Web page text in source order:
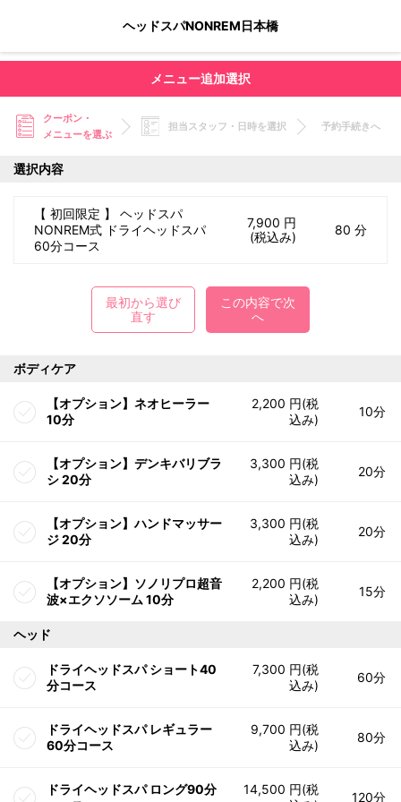
ヘッドスパNONREM日本橋
メニュー追加選択
クーポン・
メニューを選ぶ
担当スタッフ・日時を選択 予約手続きへ
選択内容
【 初回限定 】 ヘッドスパ
NONREM式 ドライヘッドスパ
60分コース
7,900 円
(税込み)
80 分
最初から選び
直す
この内容で次
へ
ボディケア
【オプション】ネオヒーラー
10分
2,200 円(税
込み)
10分
【オプション】デンキバリブラ
シ 20分
3,300 円(税
込み)
20分
【オプション】ハンドマッサー
ジ 20分
3,300 円(税
込み)
20分
【オプション】ソノリプロ超音
波×エクソソーム 10分
2,200 円(税
込み)
15分
ヘッド
ドライヘッドスパ ショート40
分コース
7,300 円(税
込み)
60分
ドライヘッドスパ レギュラー
60分コース
9,700 円(税
込み)
80分
ドライヘッドスパ ロング90分
14,500 円(税
120分